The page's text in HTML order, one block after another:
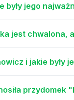
były jego
jest chwalona,
i jakie były
przydomek